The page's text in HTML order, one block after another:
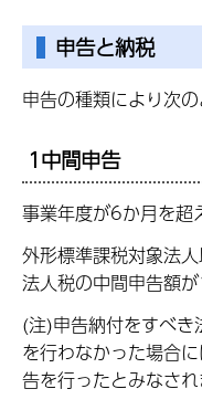
申告と納税
申告の種類により次
1中間申告
事業年度が6か月を超
外形標準課税対象法
法人税の中間申告額
(注)申告納付をすべ
を行わなかった場合
告を行ったとみなされ